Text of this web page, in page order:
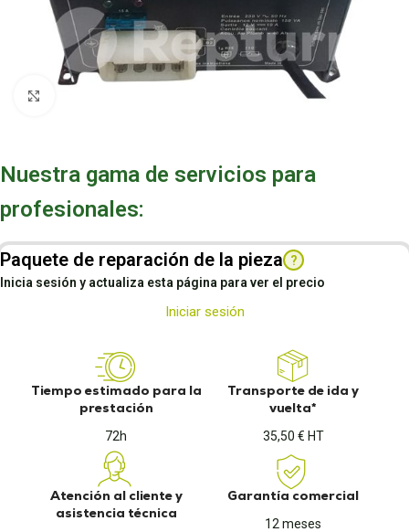
Nuestra gama de servicios para
profesionales:
Paquete de reparación de la pieza ?
Inicia sesión y actualiza esta página para ver el precio
Iniciar sesión
Tiempo estimado para la
prestación
72h
Transporte de ida y
vuelta*
35,50 € HT
Atención al cliente y
asistencia técnica
Garantía comercial
12 meses